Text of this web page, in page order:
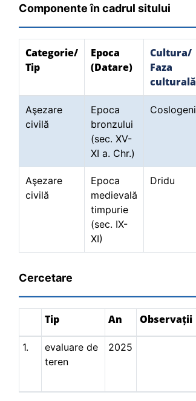
Componente în cadrul sitului
Categorie/
Tip
Epoca
(Datare)
Cultura/
Faza
culturală
Aşezare
civilă
Epoca
bronzului
(sec. XV-
XI a. Chr.)
Coslogeni
Aşezare
civilă
Epoca
medievală
timpurie
(sec. IX-
XI)
Dridu
Cercetare
Tip An Observații
1.
evaluare de
teren
2025